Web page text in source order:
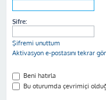
Şifre:
Şifremi unuttum
Aktivasyon e-postasını tekrar
Beni hatırla
Bu oturumda çevrimiçi